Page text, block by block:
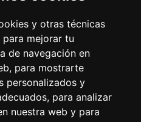
y otras técnicas
mejorar tu
de navegación en
para mostrarte
personalizados y
para analizar
nuestra web y para
Condiciones de uso
Ley de Viajes Combinados
Uso de cookies